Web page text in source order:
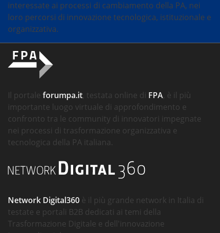
interessate ai processi di cambiamento della PA, nei
loro percorsi di innovazione tecnologica, istituzionale e
organizzativa.
Il portale forumpa.it, testata online di FPA, è il più
importante luogo virtuale di approfondimento e
confronto tra le community di innovatori impegnate
nei processi di trasformazione organizzativa e
tecnologica della PA italiana.
Network Digital360 è il più grande network in Italia di
testate e portali B2B dedicati ai temi della
Trasformazione Digitale e dell'innovazione